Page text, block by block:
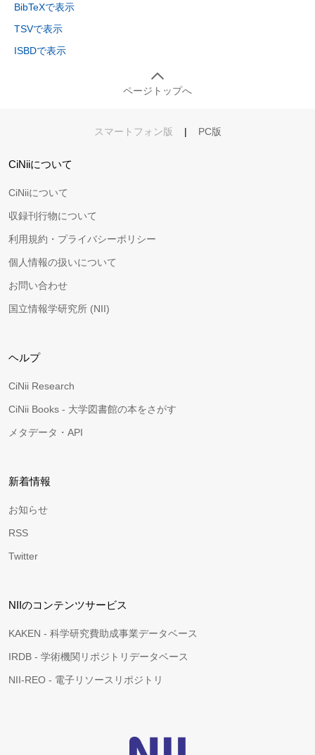
BibTeXで表示
TSVで表示
ISBDで表示
ページトップへ
スマートフォン版 | PC版
CiNiiについて
CiNiiについて
収録刊行物について
利用規約・プライバシーポリシー
個人情報の扱いについて
お問い合わせ
国立情報学研究所 (NII)
ヘルプ
CiNii Research
CiNii Books - 大学図書館の本をさがす
メタデータ・API
新着情報
お知らせ
RSS
Twitter
NIIのコンテンツサービス
KAKEN - 科学研究費助成事業データベース
IRDB - 学術機関リポジトリデータベース
NII-REO - 電子リソースリポジトリ